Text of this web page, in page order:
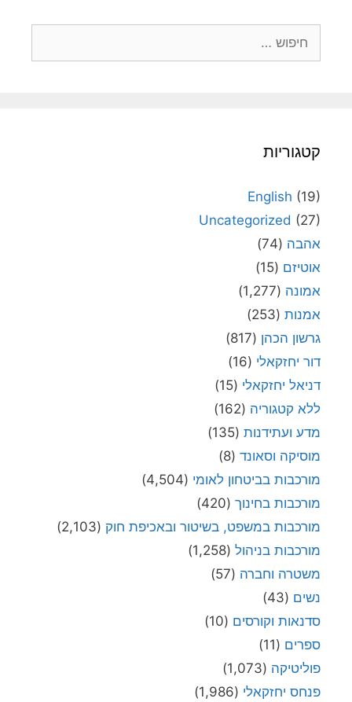
קטגוריות
English (19)
Uncategorized (27)
אהבה (74)
אוטיזם (15)
אמונה (1,277)
אמנות (253)
גרשון הכהן (817)
דור יחזקאלי (16)
דניאל יחזקאלי (15)
ללא קטגוריה (162)
מדע ועתידנות (135)
מוסיקה וסאונד (8)
מורכבות בביטחון לאומי (4,504)
מורכבות בחינוך (420)
מורכבות במשפט, בשיטור ובאכיפת חוק (2,103)
מורכבות בניהול (1,258)
משטרה וחברה (57)
נשים (43)
סדנאות וקורסים (10)
ספרים (11)
פוליטיקה (1,073)
פנחס יחזקאלי (1,986)